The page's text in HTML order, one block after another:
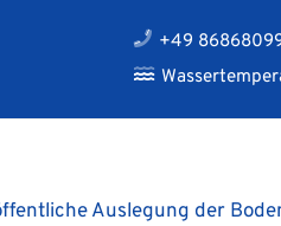
+49
Auslegung der